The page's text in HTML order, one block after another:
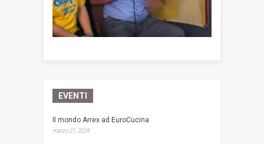
EVENTI
Il mondo Arrex ad EuroCucina
marzo 21, 2024